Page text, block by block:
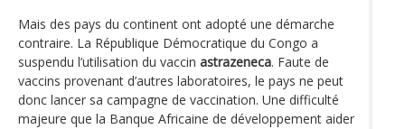
Mais des pays du continent ont adopté une démarche
contraire. La République Démocratique du Congo a
suspendu l’utilisation du vaccin astrazeneca. Faute de
vaccins provenant d’autres laboratoires, le pays ne peut
donc lancer sa campagne de vaccination. Une difficulté
majeure que la Banque Africaine de développement aider